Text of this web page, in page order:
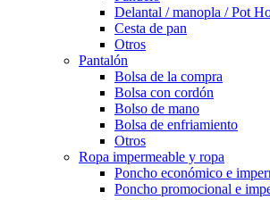
Delantal / manopla / Pot
Cesta de pan
Otros
Pantalón
Bolsa de la compra
Bolsa con cordón
Bolso de mano
Bolsa de enfriamiento
Otros
Ropa impermeable y ropa
Poncho económico e
Poncho promocional e